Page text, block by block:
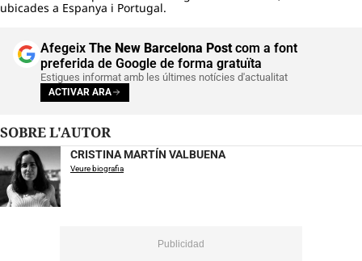
ubicades a Espanya i Portugal.
Afegeix The New Barcelona Postcom a font
preferida de Google de forma gratuïta
Estigues informat amb les últimes notícies d'actualitat
ACTIVAR ARA
SOBRE L'AUTOR
CRISTINA MARTÍN VALBUENA
Veure biografia